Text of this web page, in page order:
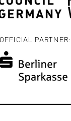
OFFICIAL PARTNER: